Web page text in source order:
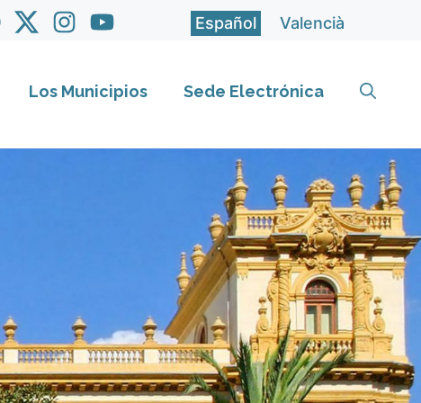
Español Valencià
Los Municipios Sede Electrónica